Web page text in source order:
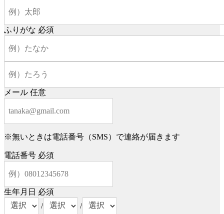
ふりがな 必須
メール 任意
※無いときは電話番号（SMS）で連絡が届きます
電話番号 必須
生年月日 必須
/
/